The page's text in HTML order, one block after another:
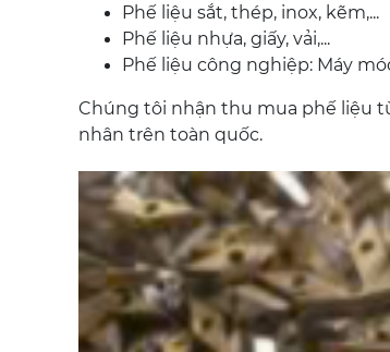
Phế liệu sắt, thép, inox, kẽm,...
Phế liệu nhựa, giấy, vải,...
Phế liệu công nghiệp: Máy
Chúng tôi nhận thu mua phế liệu
nhân trên toàn quốc.